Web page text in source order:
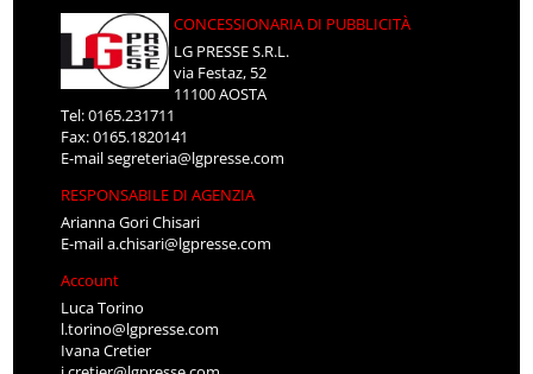
CONCESSIONARIA DI PUBBLICITÀ
LG PRESSE S.R.L.
via Festaz, 52
11100 AOSTA
Tel: 0165.231711
Fax: 0165.1820141
E-mailsegreteria@lgpresse.com
RESPONSABILE DI AGENZIA
Arianna Gori Chisari
E-maila.chisari@lgpresse.com
Account
Luca Torino
l.torino@lgpresse.com
Ivana Cretier